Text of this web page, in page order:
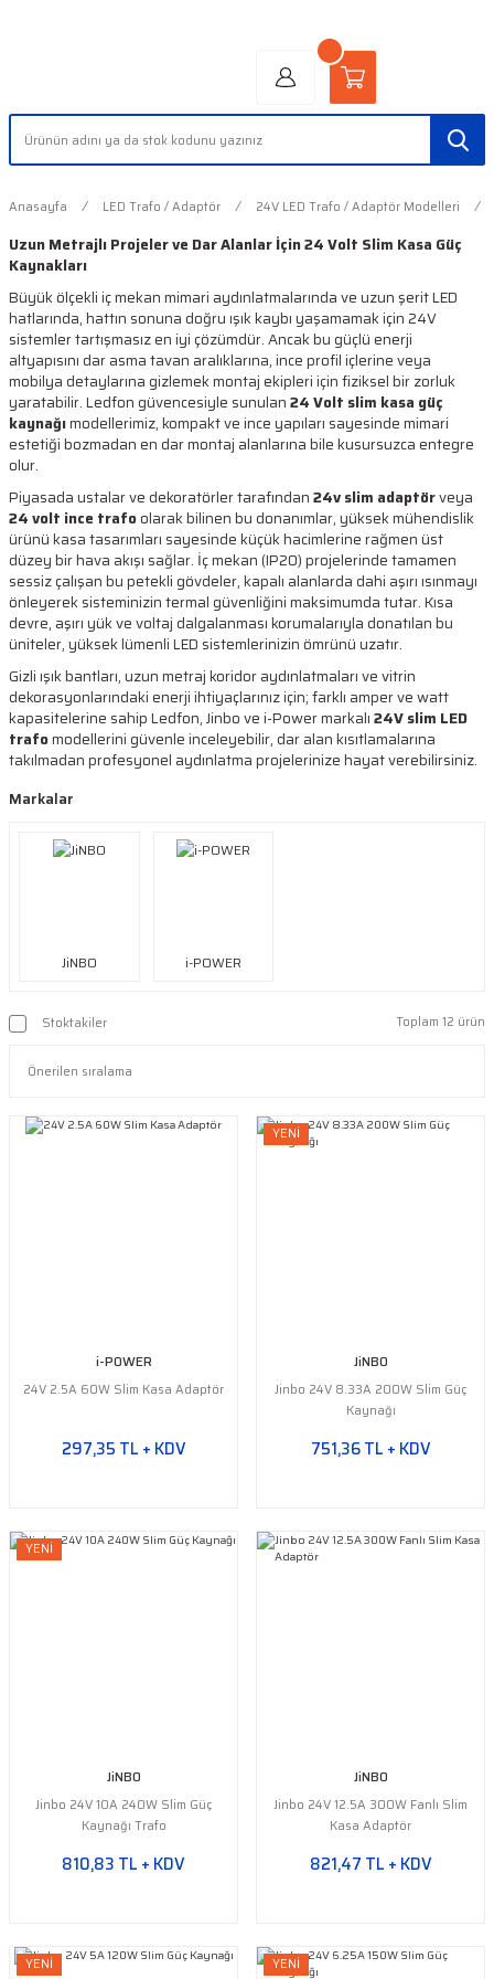
Anasayfa LED Trafo / Adaptör 24V LED Trafo / Adaptör Modelleri
Uzun Metrajlı Projeler ve Dar Alanlar İçin 24 Volt Slim Kasa Güç
Kaynakları
Büyük ölçekli iç mekan mimari aydınlatmalarında ve uzun şerit LED
hatlarında, hattın sonuna doğru ışık kaybı yaşamamak için 24V
sistemler tartışmasız en iyi çözümdür. Ancak bu güçlü enerji
altyapısını dar asma tavan aralıklarına, ince profil içlerine veya
mobilya detaylarına gizlemek montaj ekipleri için fiziksel bir zorluk
yaratabilir. Ledfon güvencesiyle sunulan24 Volt slim kasa güç
kaynağımodellerimiz, kompakt ve ince yapıları sayesinde mimari
estetiği bozmadan en dar montaj alanlarına bile kusursuzca entegre
olur.
Piyasada ustalar ve dekoratörler tarafından24v slim adaptörveya
24 volt ince trafoolarak bilinen bu donanımlar, yüksek mühendislik
ürünü kasa tasarımları sayesinde küçük hacimlerine rağmen üst
düzey bir hava akışı sağlar. İç mekan (IP20) projelerinde tamamen
sessiz çalışan bu petekli gövdeler, kapalı alanlarda dahi aşırı ısınmayı
önleyerek sisteminizin termal güvenliğini maksimumda tutar. Kısa
devre, aşırı yük ve voltaj dalgalanması korumalarıyla donatılan bu
üniteler, yüksek lümenli LED sistemlerinizin ömrünü uzatır.
Gizli ışık bantları, uzun metraj koridor aydınlatmaları ve vitrin
dekorasyonlarındaki enerji ihtiyaçlarınız için; farklı amper ve watt
kapasitelerine sahip Ledfon, Jinbo ve i-Power markalı24V slim LED
trafomodellerini güvenle inceleyebilir, dar alan kısıtlamalarına
takılmadan profesyonel aydınlatma projelerinize hayat verebilirsiniz.
Markalar
JiNBO i-POWER
Stoktakiler Toplam 12 ürün
i-POWER
24V 2.5A 60W Slim Kasa Adaptör
297,35 TL + KDV
YENİ
JiNBO
Jinbo 24V 8.33A 200W Slim Güç
Kaynağı
751,36 TL + KDV
YENİ
JiNBO
Jinbo 24V 10A 240W Slim Güç
Kaynağı Trafo
810,83 TL + KDV
JiNBO
Jinbo 24V 12.5A 300W Fanlı Slim
Kasa Adaptör
821,47 TL + KDV
YENİ YENİ